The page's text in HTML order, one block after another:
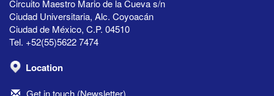
Circuito Maestro Mario de la Cueva s/n
Ciudad Universitaria, Alc. Coyoacán
Ciudad de México, C.P. 04510
Tel. +52(55)5622 7474
Location
Get in touch (Newsletter)